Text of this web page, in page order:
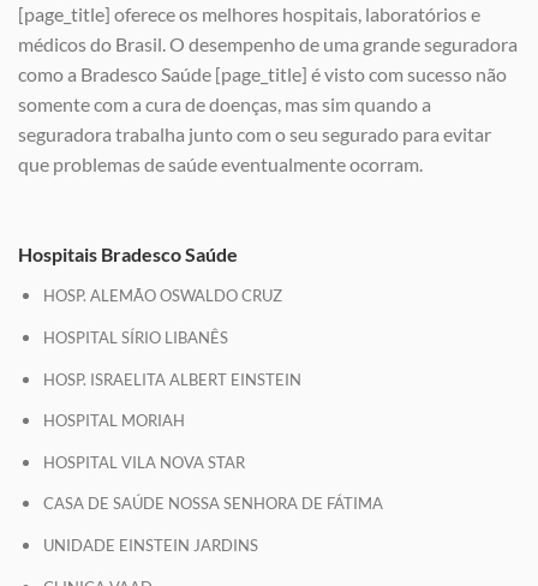
[page_title] oferece os melhores hospitais, laboratórios e
médicos do Brasil. O desempenho de uma grande seguradora
como a Bradesco Saúde [page_title] é visto com sucesso não
somente com a cura de doenças, mas sim quando a
seguradora trabalha junto com o seu segurado para evitar
que problemas de saúde eventualmente ocorram.
Hospitais Bradesco Saúde
HOSP. ALEMÃO OSWALDO CRUZ
HOSPITAL SÍRIO LIBANÊS
HOSP. ISRAELITA ALBERT EINSTEIN
HOSPITAL MORIAH
HOSPITAL VILA NOVA STAR
CASA DE SAÚDE NOSSA SENHORA DE FÁTIMA
UNIDADE EINSTEIN JARDINS